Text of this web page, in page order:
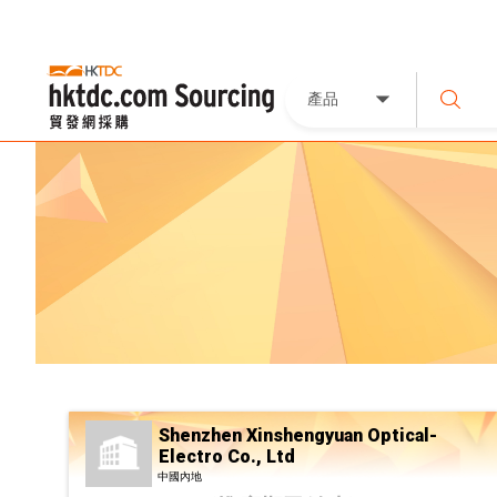
產品
Shenzhen Xinshengyuan Optical-
Electro Co., Ltd
中國內地